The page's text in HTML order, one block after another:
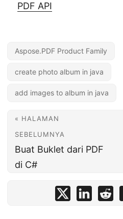
PDF API
Aspose.PDF Product Family
create photo album in java
add images to album in java
« HALAMAN
SEBELUMNYA
Buat Buklet dari PDF
di C#